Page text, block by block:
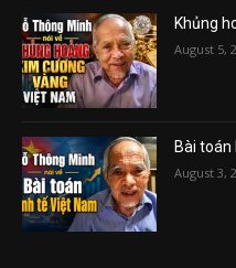
Khủng
August 5,
Bài toán
August 3,